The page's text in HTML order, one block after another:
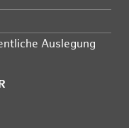
Auslegung